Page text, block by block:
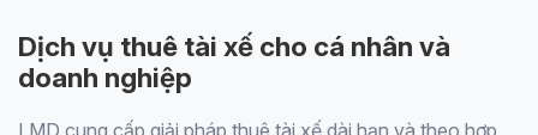
Dịch vụ thuê tài xế cho cá nhân và
doanh nghiệp
LMD cung cấp giải pháp thuê tài xế dài hạn và theo hợp